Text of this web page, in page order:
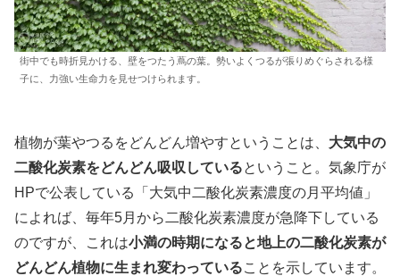
街中でも時折見かける、壁をつたう蔦の葉。勢いよくつるが張りめぐらされる様
子に、力強い生命力を見せつけられます。
植物が葉やつるをどんどん増やすということは、 大気中の
二酸化炭素をどんどん吸収しているということ。気象庁が
HPで公表している「大気中二酸化炭素濃度の月平均値」
によれば、毎年5月から二酸化炭素濃度が急降下している
のですが、これは小満の時期になると地上の二酸化炭素が
どんどん植物に生まれ変わっていることを示しています。